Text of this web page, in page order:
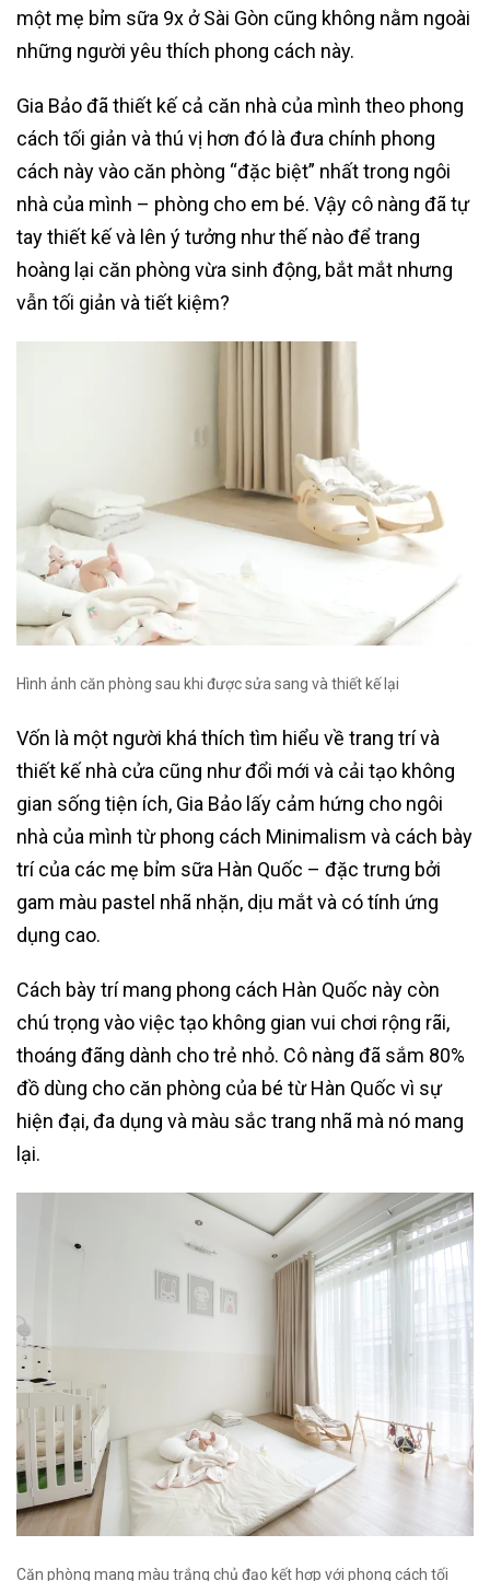
một mẹ bỉm sữa 9x ở Sài Gòn cũng không nằm ngoài
những người yêu thích phong cách này.
Gia Bảo đã thiết kế cả căn nhà của mình theo phong
cách tối giản và thú vị hơn đó là đưa chính phong
cách này vào căn phòng “đặc biệt” nhất trong ngôi
nhà của mình – phòng cho em bé. Vậy cô nàng đã tự
tay thiết kế và lên ý tưởng như thế nào để trang
hoàng lại căn phòng vừa sinh động, bắt mắt nhưng
vẫn tối giản và tiết kiệm?
Hình ảnh căn phòng sau khi được sửa sang và thiết kế lại
Vốn là một người khá thích tìm hiểu về trang trí và
thiết kế nhà cửa cũng như đổi mới và cải tạo không
gian sống tiện ích, Gia Bảo lấy cảm hứng cho ngôi
nhà của mình từ phong cách Minimalism và cách bày
trí của các mẹ bỉm sữa Hàn Quốc – đặc trưng bởi
gam màu pastel nhã nhặn, dịu mắt và có tính ứng
dụng cao.
Cách bày trí mang phong cách Hàn Quốc này còn
chú trọng vào việc tạo không gian vui chơi rộng rãi,
thoáng đãng dành cho trẻ nhỏ. Cô nàng đã sắm 80%
đồ dùng cho căn phòng của bé từ Hàn Quốc vì sự
hiện đại, đa dụng và màu sắc trang nhã mà nó mang
lại.
Căn phòng mang màu trắng chủ đạo kết hợp với phong cách tối